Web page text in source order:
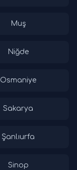
Muş
Niğde
Osmaniye
Sakarya
Şanlıurfa
Sinop